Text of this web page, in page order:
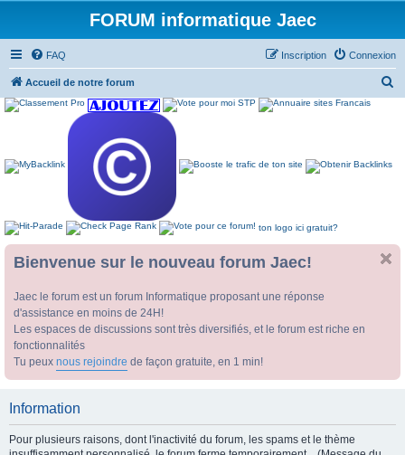
FORUM informatique Jaec
FAQ Connexion
Inscription
Accueil de notre forum
ton logo ici gratuit?
Bienvenue sur le nouveau forum Jaec!
Jaec le forum est un forum Informatique proposant une réponse
d'assistance en moins de 24H!
Les espaces de discussions sont très diversifiés, et le forum est riche en
fonctionnalités
Tu peux nous rejoindre de façon gratuite, en 1 min!
Information
Pour plusieurs raisons, dont l'inactivité du forum, les spams et le thème